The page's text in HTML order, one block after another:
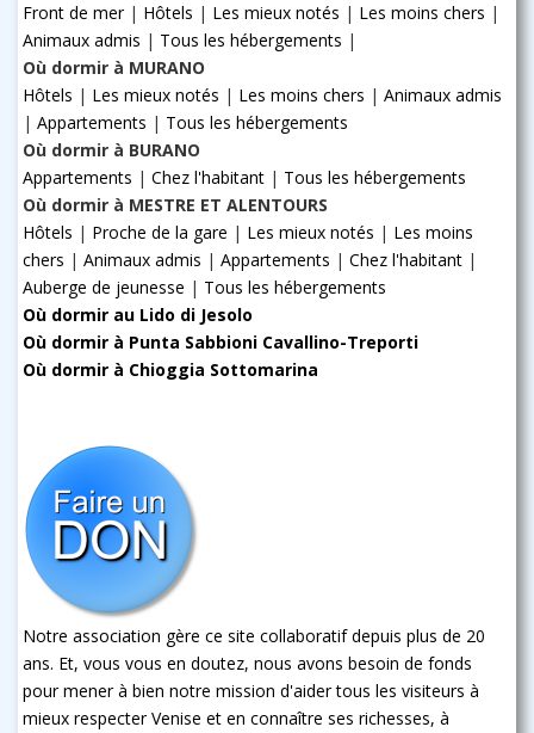
Front de mer| Hôtels | Les mieux notés | Les moins chers |
Animaux admis | Tous les hébergements |
Où dormir à MURANO
Hôtels | Les mieux notés | Les moins chers | Animaux admis
| Appartements | Tous les hébergements
Où dormir à BURANO
Appartements | Chez l'habitant | Tous les hébergements
Où dormir à MESTRE ET ALENTOURS
Hôtels | Proche de la gare | Les mieux notés | Les moins
chers | Animaux admis | Appartements | Chez l'habitant |
Auberge de jeunesse | Tous les hébergements
Où dormir au Lido di Jesolo
Où dormir à Punta Sabbioni Cavallino-Treporti
Où dormir à Chioggia Sottomarina
Notre association gère ce site collaboratif depuis plus de 20
ans. Et, vous vous en doutez, nous avons besoin de fonds
pour mener à bien notre mission d'aider tous les visiteurs à
mieux respecter Venise et en connaître ses richesses, à